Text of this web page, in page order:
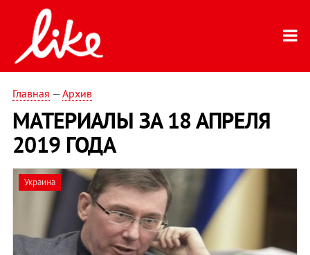
Главная —Архив
МАТЕРИАЛЫ ЗА 18 АПРЕЛЯ
2019 ГОДА
Украина